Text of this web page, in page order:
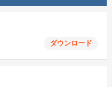
ダウンロード